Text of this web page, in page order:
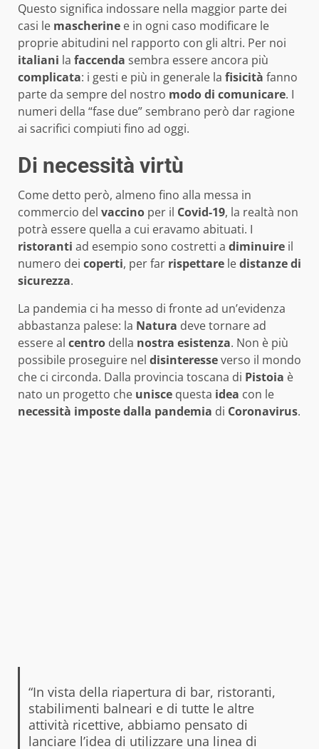
Questo significa indossare nella maggior parte dei
casi le mascherine e in ogni caso modificare le
proprie abitudini nel rapporto con gli altri. Per noi
italiani la faccenda sembra essere ancora più
complicata: i gesti e più in generale la fisicità fanno
parte da sempre del nostro mododi comunicare. I
numeri della “fase due” sembrano però dar ragione
ai sacrifici compiuti fino ad oggi.
Di necessità virtù
Come detto però, almeno fino alla messa in
commercio del vaccino per il Covid-19, la realtà non
potrà essere quella a cui eravamo abituati. I
ristoranti ad esempio sono costretti a diminuire il
numero dei coperti, per far rispettare ledistanze di
sicurezza.
La pandemia ci ha messo di fronte ad un’evidenza
abbastanza palese: la Natura deve tornare ad
essere al centro della nostra esistenza. Non è più
possibile proseguire nel disinteresseverso il mondo
che ci circonda. Dalla provincia toscana di Pistoia è
nato un progetto che unisce questa idea con le
necessità impostedalla pandemia di Coronavirus.
“In vista della riapertura di bar, ristoranti,
stabilimenti balneari e di tutte le altre
attività ricettive, abbiamo pensato di
lanciare l’idea di utilizzare una linea di